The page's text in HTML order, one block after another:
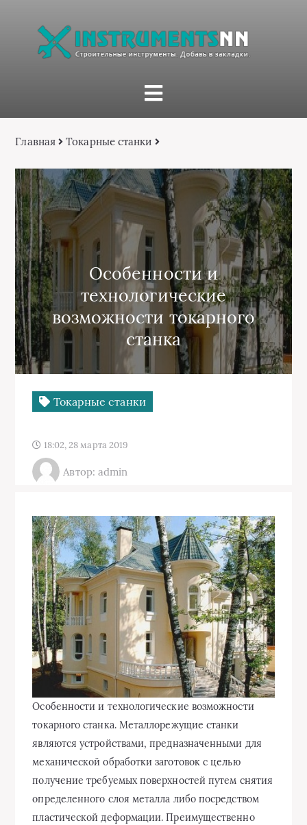
Главная Токарные станки
Особенности и
технологические
возможности токарного
станка
Токарные станки
18:02, 28 марта 2019
Автор: admin
Особенности и технологические возможности
токарного станка. Металлорежущие станки
являются устройствами, предназначенными для
механической обработки заготовок с целью
получение требуемых поверхностей путем снятия
определенного слоя металла либо посредством
пластической деформации. Преимущественно